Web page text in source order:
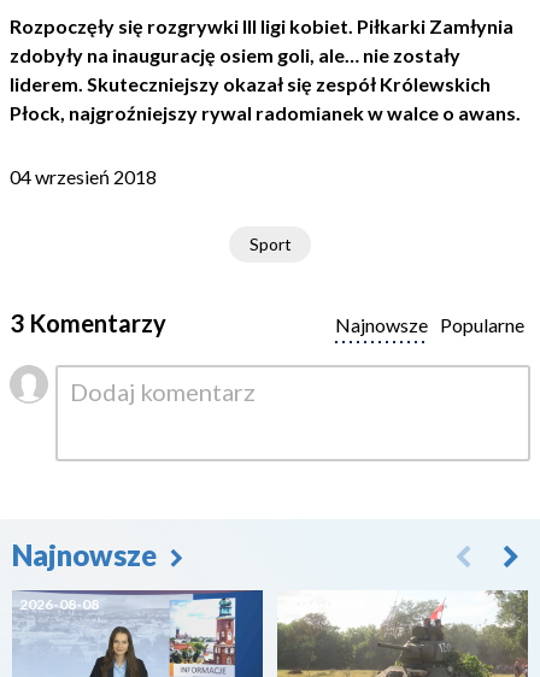
Rozpoczęły się rozgrywki III ligi kobiet. Piłkarki Zamłynia
zdobyły na inaugurację osiem goli, ale… nie zostały
liderem. Skuteczniejszy okazał się zespół Królewskich
Płock, najgroźniejszy rywal radomianek w walce o awans.
04 wrzesień 2018
Sport
3 Komentarzy Popularne
Najnowsze
Najnowsze
2026-08-08